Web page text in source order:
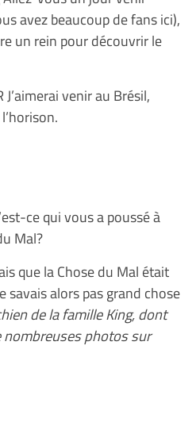
avez beaucoup de fans ici),
un rein pour découvrir le
venir au Brésil,
ce qui vous a poussé à
Mal?
que la Chose du Mal était
savais alors pas grand chose
de la famille King, dont
nombreuses photos sur